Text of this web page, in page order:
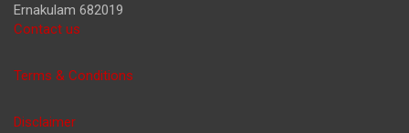
Ernakulam 682019
Contact us
Terms & Conditions
Disclaimer